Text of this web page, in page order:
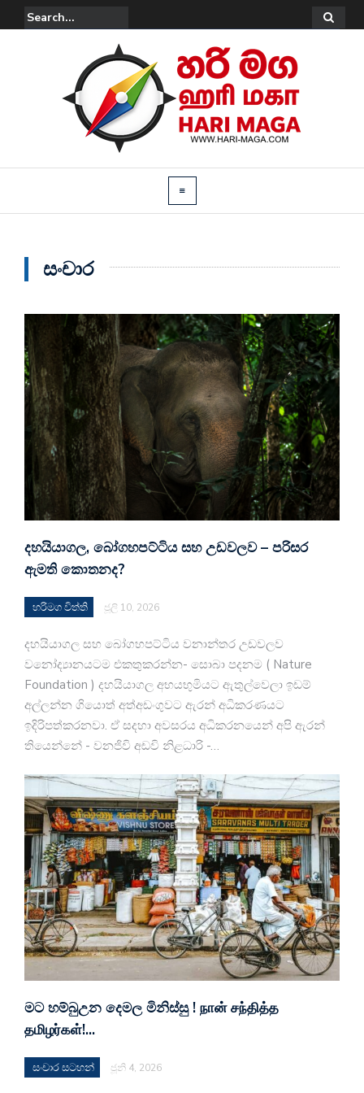
සංචාර
දහයියාගල, බෝගහපට්ටිය සහ උඩවලව – පරිසර
ඇමති කොතනද?
හරිමග විත්ති ජූලි 10, 2026
දහයියාගල සහ බෝගහපට්ටිය වනාන්තර උඩවලව
වනෝද්‍යානයටම එකතුකරන්න- සොබා පදනම ( Nature
Foundation ) දහයියාගල අභයභුමියට ඇතුල්වෙලා ඉඩම්
අල්ලන්න ගියොත් අත්අඩංගුවට ඇරන් අධිකරණයට
ඉදිරිපත්කරනවා. ඒ සදහා අවසරය අධිකරනයෙන් අපි ඇරන්
තියෙන්නේ - වනජිවි අඩවි නිළධාරි -…
මට හම්බුඋන දෙමල මිනිස්සු ! நான் சந்தித்த
தமிழர்கள்!…
සංචාර සටහන් ජූනි 4, 2026